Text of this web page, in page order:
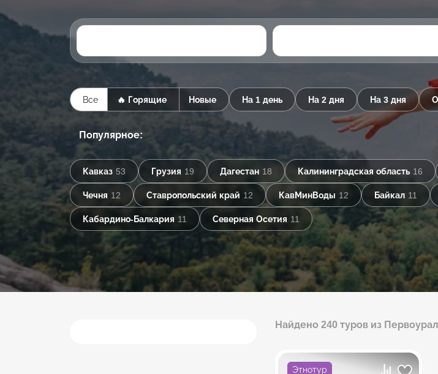
Все 🔥 Горящие Новые На 1 день На 2 дня На 3 дня
Популярное:
Кавказ 53 Грузия 19 Дагестан 18 Калининградская область 16
Чечня 12 Ставропольский край 12 КавМинВоды 12 Байкал 11
Кабардино-Балкария 11 Северная Осетия 11
Найдено 240 туров из
Этнотур